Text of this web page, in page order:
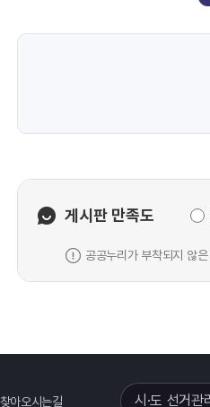
게시판 만족도
공공누리가 부착되지 않
찾아오시는길 시·도 선거관